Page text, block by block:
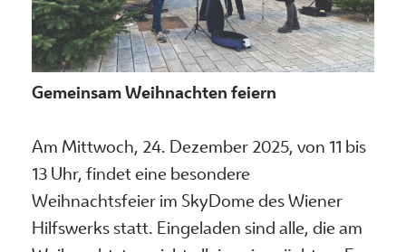
Gemeinsam Weihnachten feiern
Am Mittwoch, 24. Dezember 2025, von 11 bis
13 Uhr, findet eine besondere
Weihnachtsfeier im SkyDome des Wiener
Hilfswerks statt. Eingeladen sind alle, die am